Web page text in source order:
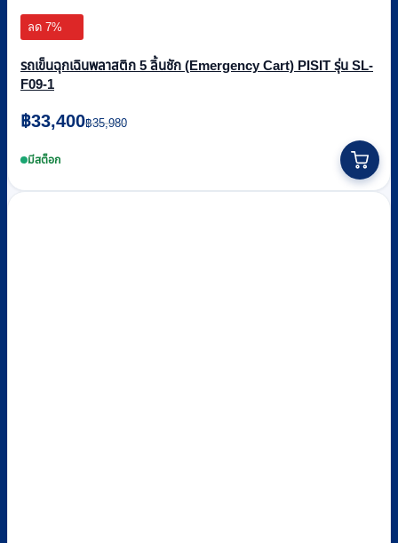
ลด 7%
รถเข็นฉุกเฉินพลาสติก 5 ลิ้นชัก (Emergency Cart) PISIT รุ่น SL-
F09-1
฿35,980
Original
price
was:
฿33,400
Current
price
is:มีสต็อก